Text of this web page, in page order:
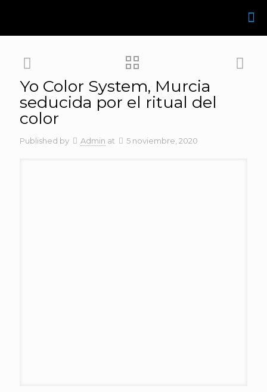
Yo Color System, Murcia
seducida por el ritual del
color
Published by Admin at 5 noviembre, 2020